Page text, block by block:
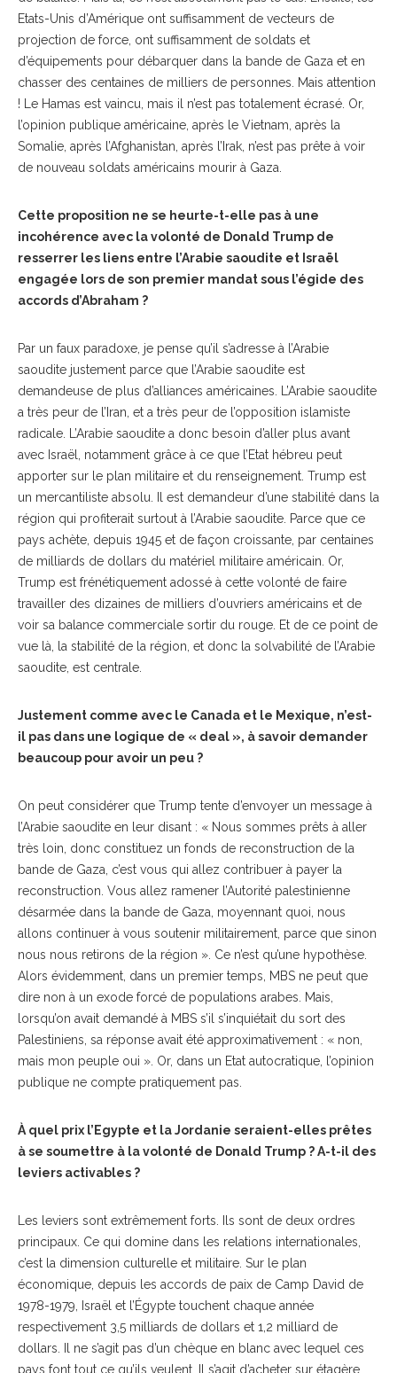
Etats-Unis d’Amérique ont suffisamment de vecteurs de
projection de force, ont suffisamment de soldats et
d’équipements pour débarquer dans la bande de Gaza et en
chasser des centaines de milliers de personnes. Mais attention
! Le Hamas est vaincu, mais il n’est pas totalement écrasé. Or,
l’opinion publique américaine, après le Vietnam, après la
Somalie, après l’Afghanistan, après l’Irak, n’est pas prête à voir
de nouveau soldats américains mourir à Gaza.
Cette proposition ne se heurte-t-elle pas à une
incohérence avec la volonté de Donald Trump de
resserrer les liens entre l’Arabie saoudite et Israël
engagée lors de son premier mandat sous l’égide des
accords d’Abraham ?
Par un faux paradoxe, je pense qu’il s’adresse à l’Arabie
saoudite justement parce que l’Arabie saoudite est
demandeuse de plus d’alliances américaines. L’Arabie saoudite
a très peur de l’Iran, et a très peur de l’opposition islamiste
radicale. L’Arabie saoudite a donc besoin d’aller plus avant
avec Israël, notamment grâce à ce que l’Etat hébreu peut
apporter sur le plan militaire et du renseignement. Trump est
un mercantiliste absolu. Il est demandeur d’une stabilité dans la
région qui profiterait surtout à l’Arabie saoudite. Parce que ce
pays achète, depuis 1945 et de façon croissante, par centaines
de milliards de dollars du matériel militaire américain. Or,
Trump est frénétiquement adossé à cette volonté de faire
travailler des dizaines de milliers d’ouvriers américains et de
voir sa balance commerciale sortir du rouge. Et de ce point de
vue là, la stabilité de la région, et donc la solvabilité de l’Arabie
saoudite, est centrale.
Justement comme avec le Canada et le Mexique, n’est-
il pas dans une logique de « deal », à savoir demander
beaucoup pour avoir un peu ?
On peut considérer que Trump tente d’envoyer un message à
l’Arabie saoudite en leur disant : « Nous sommes prêts à aller
très loin, donc constituez un fonds de reconstruction de la
bande de Gaza, c’est vous qui allez contribuer à payer la
reconstruction. Vous allez ramener l’Autorité palestinienne
désarmée dans la bande de Gaza, moyennant quoi, nous
allons continuer à vous soutenir militairement, parce que sinon
nous nous retirons de la région ». Ce n’est qu’une hypothèse.
Alors évidemment, dans un premier temps, MBS ne peut que
dire non à un exode forcé de populations arabes. Mais,
lorsqu’on avait demandé à MBS s’il s’inquiétait du sort des
Palestiniens, sa réponse avait été approximativement : « non,
mais mon peuple oui ». Or, dans un Etat autocratique, l’opinion
publique ne compte pratiquement pas.
À quel prix l’Egypte et la Jordanie seraient-elles prêtes
à se soumettre à la volonté de Donald Trump ? A-t-il des
leviers activables ?
Les leviers sont extrêmement forts. Ils sont de deux ordres
principaux. Ce qui domine dans les relations internationales,
c’est la dimension culturelle et militaire. Sur le plan
économique, depuis les accords de paix de Camp David de
1978-1979, Israël et l’Égypte touchent chaque année
respectivement 3,5 milliards de dollars et 1,2 milliard de
dollars. Il ne s’agit pas d’un chèque en blanc avec lequel ces
pays font tout ce qu’ils veulent. Il s’agit d’acheter sur étagère